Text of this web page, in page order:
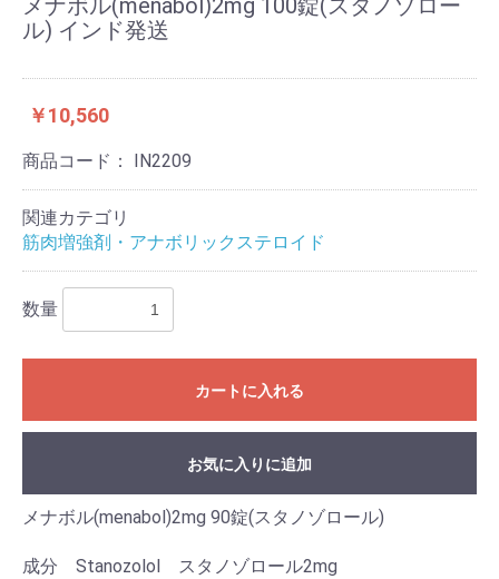
メナボル(menabol)2mg 100錠(スタノゾロー
ル) インド発送
￥10,560
商品コード： IN2209
関連カテゴリ
筋肉増強剤・アナボリックステロイド
数量
カートに入れる
お気に入りに追加
メナボル(menabol)2mg 90錠(スタノゾロール)
成分 Stanozolol スタノゾロール2mg